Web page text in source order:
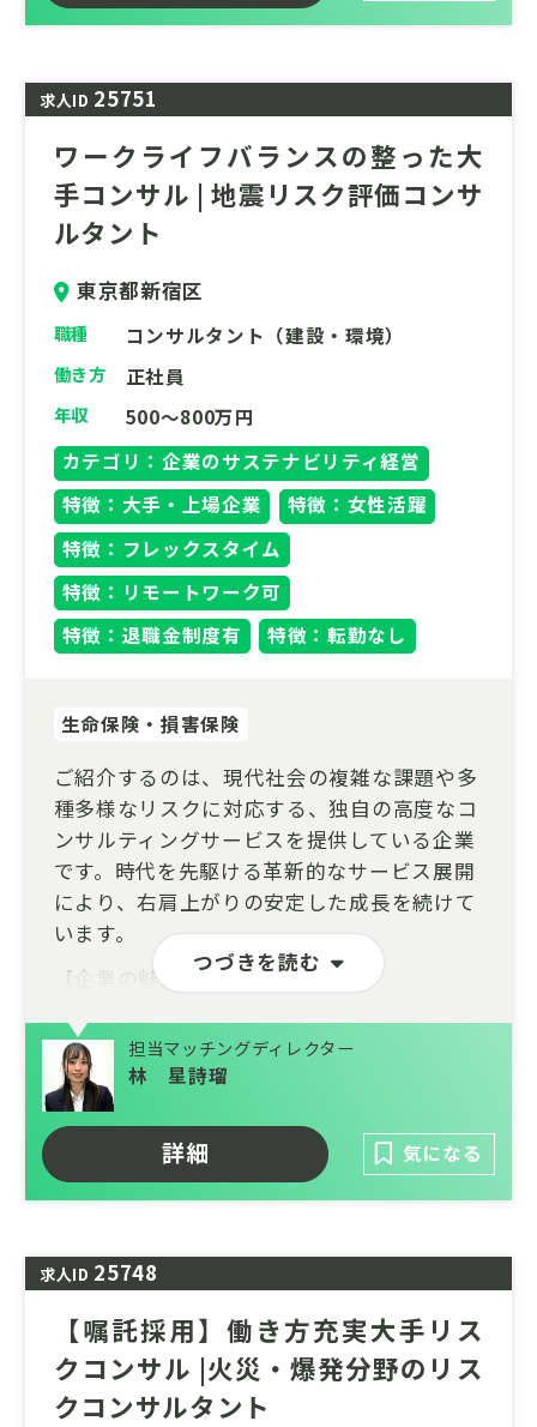
ます。
各分野のスペシャリストが多数在籍してお
り、専門性を高められる環境が整っていま
す。また、ワークライフバランスを重視した
制度（リモートワーク、充実した各種休暇な
ど）が整備されており、長期的にキャリアを
求人ID 25751
ワークライフバランスの整った大
手コンサル | 地震リスク評価コンサ
ルタント
東京都新宿区
職種 コンサルタント（建設・環境）
働き方 正社員
年収
500～800万円
カテゴリ：企業のサステナビリティ経営
特徴：大手・上場企業
特徴：女性活躍
特徴：フレックスタイム
特徴：リモートワーク可
特徴：退職金制度有
特徴：転勤なし
つづきを読む
生命保険・損害保険
ご紹介するのは、現代社会の複雑な課題や多
種多様なリスクに対応する、独自の高度なコ
ンサルティングサービスを提供している企業
です。時代を先駆ける革新的なサービス展開
により、右肩上がりの安定した成長を続けて
います。
【企業の魅力】
・社会的影響力の大きな案件に携わるやりが
い
クライアントは日本を代表する大手企業や官
公庁が中心です。社会的なインパクトが非常
に大きく、社会に貢献している実感を味わえ
ます。
各分野のスペシャリストが多数在籍してお
り、専門性を高められる環境が整っていま
す。また、ワークライフバランスを重視した
制度（リモートワーク、充実した各種休暇な
ど）が整備されており、長期的にキャリアを
担当マッチングディレクター
林 星詩瑠
詳細 気になる
求人ID 25748
【嘱託採用】働き方充実大手リス
クコンサル |火災・爆発分野のリス
クコンサルタント